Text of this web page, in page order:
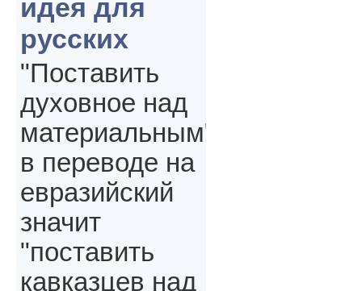
идея для
русских
"Поставить
духовное над
материальным"
в переводе на
евразийский
значит
"поставить
кавказцев над